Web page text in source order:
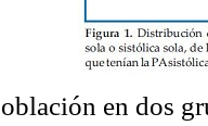
en dos